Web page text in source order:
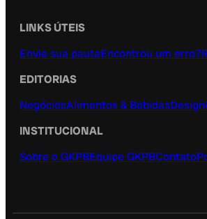
LINKS ÚTEIS
Envie sua pautaEncontrou um erro?
EDITORIAS
NegóciosAlimentos & BebidasDesign
INSTITUCIONAL
Sobre o GKPBEquipe GKPBContato